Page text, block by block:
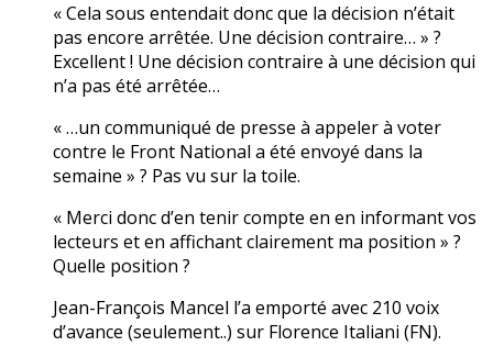
« Cela sous entendait donc que la décision n’était
pas encore arrêtée. Une décision contraire… » ?
Excellent ! Une décision contraire à une décision qui
n’a pas été arrêtée…
« …un communiqué de presse à appeler à voter
contre le Front National a été envoyé dans la
semaine » ? Pas vu sur la toile.
« Merci donc d’en tenir compte en en informant vos
lecteurs et en affichant clairement ma position » ?
Quelle position ?
Jean-François Mancel l’a emporté avec 210 voix
d’avance (seulement..) sur Florence Italiani (FN).